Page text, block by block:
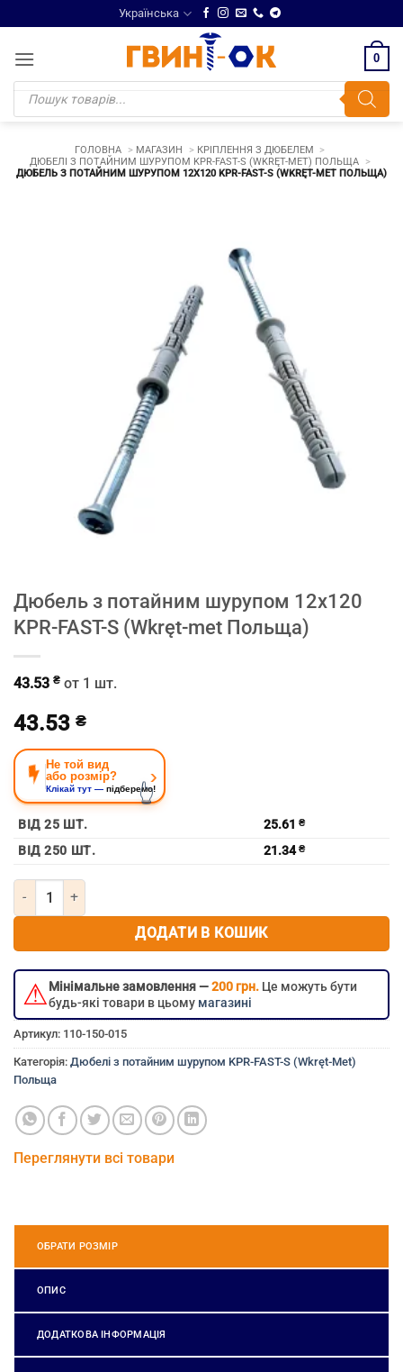
to
content
Українська
0
Products
search
ГОЛОВНА МАГАЗИН
КРІПЛЕННЯ З ДЮБЕЛЕМ
ДЮБЕЛІ З ПОТАЙНИМ ШУРУПОМ KPR-FAST-S (WKRĘT-MET) ПОЛЬЩА
ДЮБЕЛЬ З ПОТАЙНИМ ШУРУПОМ 12Х120 KPR-FAST-S (WKRĘT-MET ПОЛЬЩА)
Дюбель з потайним шурупом 12х120
KPR-FAST-S (Wkręt-met Польща)
43.53 ₴ от 1 шт.
43.53 ₴
Не той вид
або розмір?
Клікай тут — підберемо!
›
👆
ВІД 25 ШТ. 25.61 ₴
ВІД 250 ШТ. 21.34₴
Кількість Дюбель з потайним шурупом 12х120 KPR-FAST-S
ДОДАТИ В КОШИК
⚠Мінімальне замовлення —200 грн. Це можуть бути
будь-які товари в цьому магазині
Артикул: 110-150-015
Категорія: Дюбелі з потайним шурупом KPR-FAST-S (Wkręt-Met)
Польща
Переглянути всі товари
ОБРАТИ РОЗМІР
ОПИС
ДОДАТКОВА ІНФОРМАЦІЯ